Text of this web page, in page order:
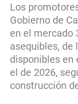
Los
Gobierno de
en el mercado
asequibles, de
disponibles en
el de 2026,
construcción